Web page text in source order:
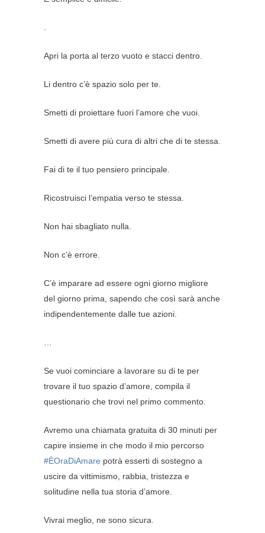
Apri la porta al terzo vuoto e stacci dentro.
Li dentro c’è spazio solo per te.
Smetti di proiettare fuori l’amore che vuoi.
Smetti di avere più cura di altri che di te stessa.
Fai di te il tuo pensiero principale.
Ricostruisci l’empatia verso te stessa.
Non hai sbagliato nulla.
Non c’è errore.
C’è imparare ad essere ogni giorno migliore
del giorno prima, sapendo che così sarà anche
indipendentemente dalle tue azioni.
Se vuoi cominciare a lavorare su di te per
trovare il tuo spazio d’amore, compila il
questionario che trovi nel primo commento.
Avremo una chiamata gratuita di 30 minuti per
capire insieme in che modo il mio percorso
#ÈOraDiAmare potrà esserti di sostegno a
uscire da vittimismo, rabbia, tristezza e
solitudine nella tua storia d’amore.
Vivrai meglio, ne sono sicura.